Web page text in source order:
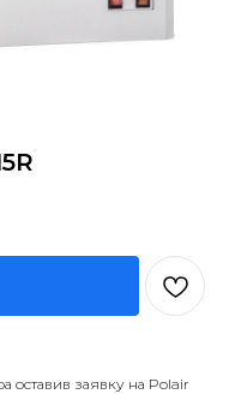
оставив заявку на Polair